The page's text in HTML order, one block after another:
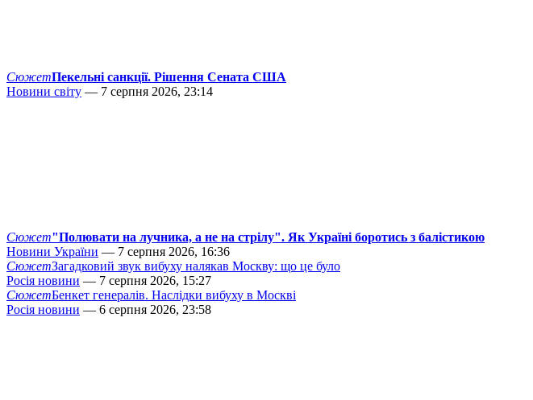
СюжетПекельні санкції. Рішення Сената США
Новини світу — 7 серпня 2026, 23:14
Сюжет"Полювати на лучника, а не на стрілу". Як Україні боротись з балістикою
Новини України — 7 серпня 2026, 16:36
СюжетЗагадковий звук вибуху налякав Москву: що це було
Росія новини — 7 серпня 2026, 15:27
СюжетБенкет генералів. Наслідки вибуху в Москві
Росія новини — 6 серпня 2026, 23:58